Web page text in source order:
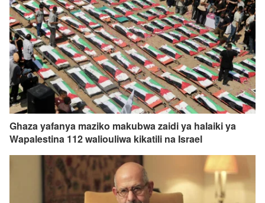
Ghaza yafanya maziko makubwa zaidi ya halaiki ya
Wapalestina 112 waliouliwa kikatili na Israel